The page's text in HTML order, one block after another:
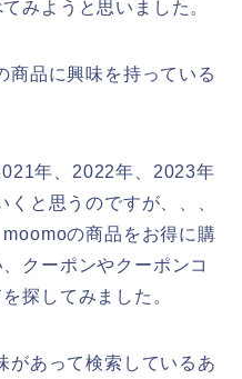
みようと思いました。
商品に興味を持っている
年、2022年、2023年
と思うのですが、、、
の商品をお得に購
クーポンやクーポンコ
探してみました。
があって検索しているあ